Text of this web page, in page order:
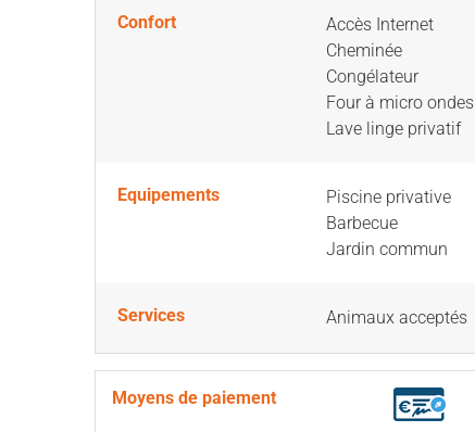
Confort
Accès Internet
Cheminée
Congélateur
Four à micro ondes
Lave linge privatif
Equipements
Piscine privative
Barbecue
Jardin commun
Services Animaux acceptés
Moyens de paiement